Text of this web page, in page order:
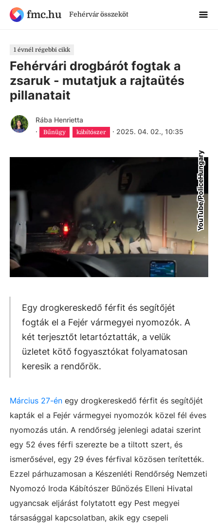
fmc.hu Fehérvár összeköt
1 évnél régebbi cikk
Fehérvári drogbárót fogtak a
zsaruk - mutatjuk a rajtaütés
pillanatait
Rába Henrietta
·
Bűnügy kábítószer · 2025. 04. 02., 10:35
YouTube/PoliceHungary
Egy drogkereskedő férfit és segítőjét
fogták el a Fejér vármegyei nyomozók. A
két terjesztőt letartóztatták, a velük
üzletet kötő fogyasztókat folyamatosan
keresik a rendőrök.
Március 27-én egy drogkereskedő férfit és segítőjét
kapták el a Fejér vármegyei nyomozók közel fél éves
nyomozás után. A rendőrség jelenlegi adatai szerint
egy 52 éves férfi szerezte be a tiltott szert, és
ismerősével, egy 29 éves férfival közösen terítették.
Ezzel párhuzamosan a Készenléti Rendőrség Nemzeti
Nyomozó Iroda Kábítószer Bűnözés Elleni Hivatal
ugyancsak eljárást folytatott egy Pest megyei
társasággal kapcsolatban, akik egy csepeli